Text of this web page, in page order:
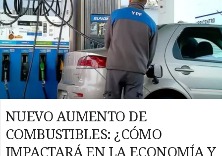
NUEVO AUMENTO DE
COMBUSTIBLES: ¿CÓMO
IMPACTARÁ EN LA ECONOMÍA Y